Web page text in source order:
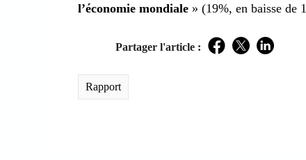
l’économie mondiale » (19%, en baisse de
Partager l'article : Facebook
TwitterLinkedIn
Rapport